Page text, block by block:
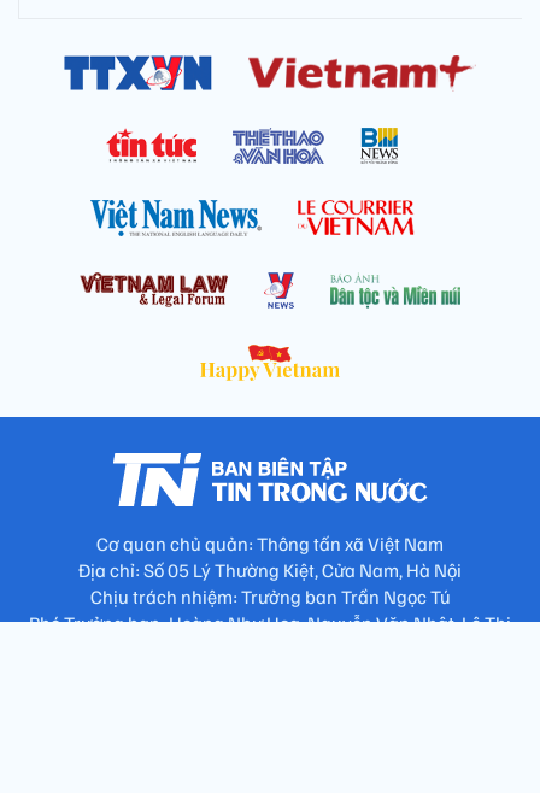
Cơ quan chủ quản: Thông tấn xã Việt Nam
Địa chỉ: Số 05 Lý Thường Kiệt, Cửa Nam, Hà Nội
Chịu trách nhiệm: Trưởng ban Trần Ngọc Tú
Phó Trưởng ban: Hoàng Như Hoa, Nguyễn Văn Nhật, Lê Thị